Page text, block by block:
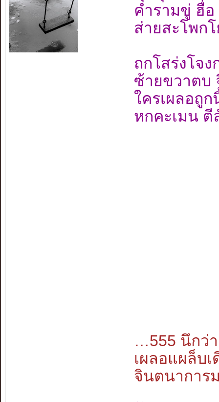
คำรามขู่ ฮื่อ
ส่ายสะโพก
ถกโสร่งโจง
ซ้ายขวาตบ
ใครเผลอถู
หกคะเมน ตี
…555 นึกว่
เผลอแผล็บเ
จินตนาการ